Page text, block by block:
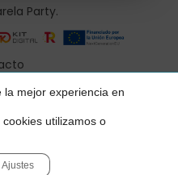
0,00
Party.
generales
la mejor experiencia en
utilizamos o
Ajustes